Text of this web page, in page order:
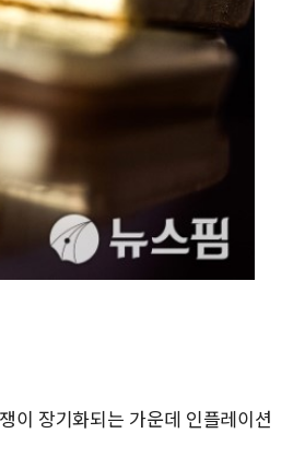
이 장기화되는 가운데 인플레이션